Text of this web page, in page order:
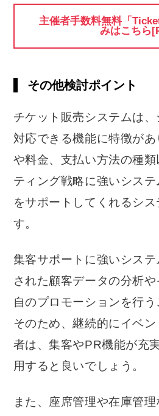
主催者手数料無料「
みはこちら
その他検討ポイント
チケット販売システムは
対応できる機能に特徴が
や料金、支払い方法の種
ティング戦略に強いシス
をサポートしてくれるシ
す。
集客サポートに強いシス
された顧客データの分析
自のプロモーションを行う
そのため、継続的にイベ
者は、集客やPR機能が充
用すると良いでしょう。
また、座席管理や在庫管